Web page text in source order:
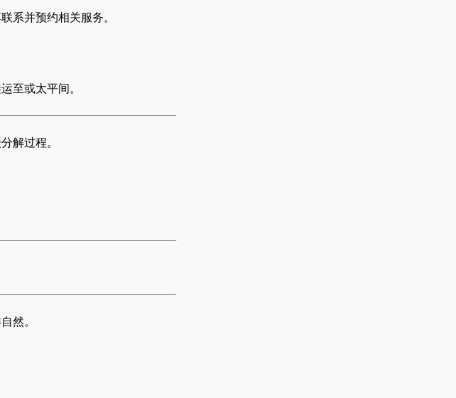
系并预约相关服务。
至或太平间。
解过程。
然。